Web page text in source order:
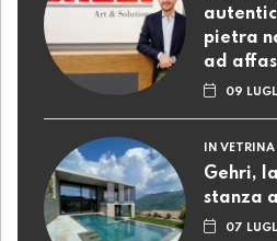
pietra
ad
09
IN VETRINA
Gehri,
stanza
07